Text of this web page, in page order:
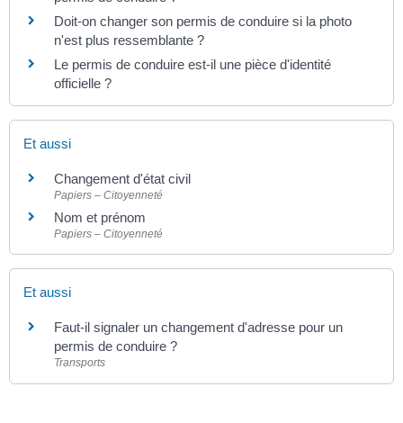
Doit-on changer son permis de conduire si la photo
n'est plus ressemblante ?
Le permis de conduire est-il une pièce d'identité
officielle ?
Et aussi
Changement d'état civil
Papiers – Citoyenneté
Nom et prénom
Papiers – Citoyenneté
Et aussi
Faut-il signaler un changement d'adresse pour un
permis de conduire ?
Transports